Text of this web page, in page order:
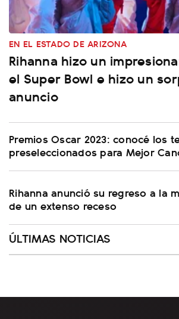
EN EL ESTADO DE ARIZONA
Rihanna hizo un
el Super Bowl e hizo un
anuncio
Premios Oscar 2023: conocé los
preseleccionados para Mejor
Rihanna anunció su regreso a la
de un extenso receso
ÚLTIMAS NOTICIAS